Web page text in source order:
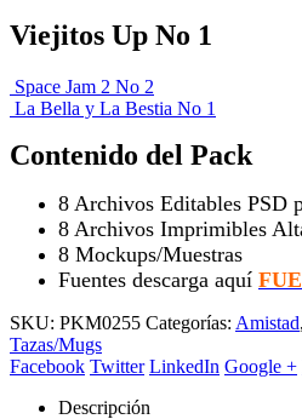
Viejitos Up No 1
Space Jam 2 No 2
La Bella y La Bestia No 1
Contenido del Pack
8 Archivos Editables PSD
8 Archivos Imprimibles
8 Mockups/Muestras
Fuentes descarga aquí
SKU: PKM0255 Categorías: Amistad,
Tazas/Mugs
Facebook Twitter LinkedIn Google +
Descripción